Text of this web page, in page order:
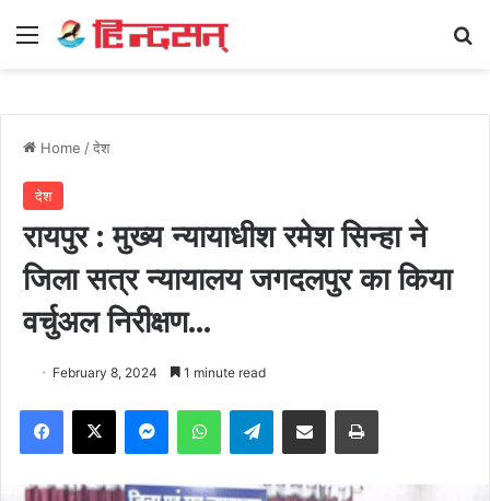
Menu
Home /देश
देश
रायपुर : मुख्य न्यायाधीश रमेश सिन्हा ने
जिला सत्र न्यायालय जगदलपुर का किया
वर्चुअल निरीक्षण…
February 8, 2024 1 minute read
Facebook
X MessengerWhatsAppTelegramShare via Email Print